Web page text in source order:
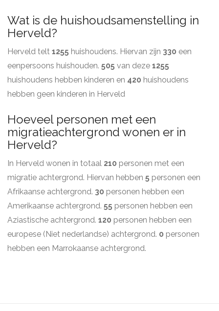
Wat is de huishoudsamenstelling in
Herveld?
Herveld telt 1255 huishoudens. Hiervan zijn 330 een
eenpersoons huishouden. 505 van deze 1255
huishoudens hebben kinderen en 420 huishoudens
hebben geen kinderen in Herveld
Hoeveel personen met een
migratieachtergrond wonen er in
Herveld?
In Herveld wonen in totaal 210 personen met een
migratie achtergrond. Hiervan hebben 5 personen een
Afrikaanse achtergrond. 30 personen hebben een
Amerikaanse achtergrond. 55 personen hebben een
Aziastische achtergrond. 120 personen hebben een
europese (Niet nederlandse) achtergrond. 0 personen
hebben een Marrokaanse achtergrond.